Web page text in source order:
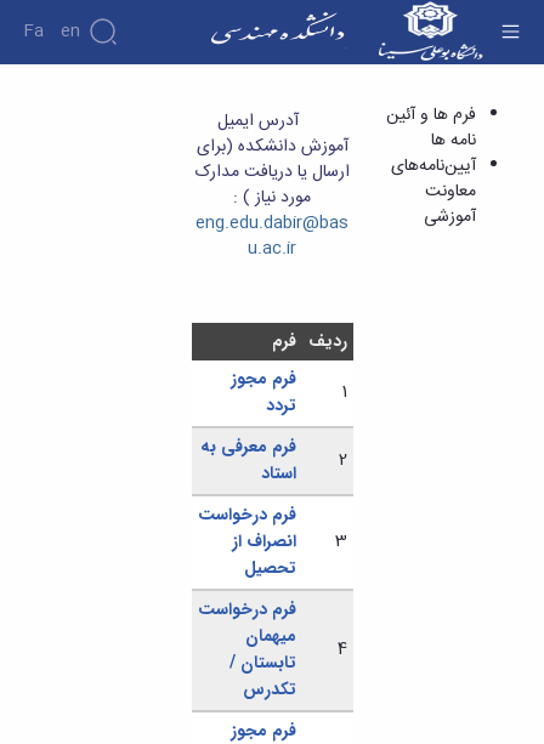
Fa En
دانشکده
تاریخچه
ریاست
نشریات
فرم ها و آئین نامه ها - دانشکده فنی و مهندسی
فرم ها و آئین
نامه ها
آیین‌نامه‌های
معاونت
آموزشی
آدرس ایمیل
آموزش دانشکده (برای
ارسال یا دریافت مدارک
مورد نیاز ) :
eng.edu.dabir@bas
u.ac.ir
ردیف فرم
1
فرم مجوز
تردد
2
فرم معرفی به
استاد
3
فرم درخواست
انصراف از
تحصیل
4
فرم درخواست
میهمان
تابستان /
تکدرس
فرم مجوز